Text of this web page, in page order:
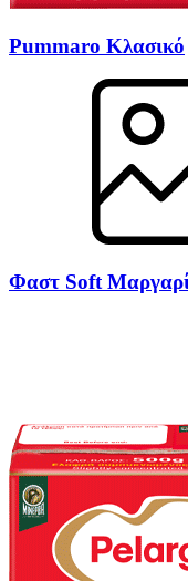
Pummaro Κλασικό
Φαστ Soft